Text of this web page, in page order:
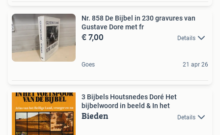
Nr. 858 De Bijbel in 230 gravures van
Gustave Dore met fr
€ 7,00 Details
Goes 21 apr 26
3 Bijbels Houtsnedes Doré Het
bijbelwoord in beeld & In het
Bieden Details